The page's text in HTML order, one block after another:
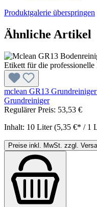
Produktgalerie überspringen
Ähnliche Artikel
mclean GR13
Grundreiniger
Regulärer Preis: 53,53 €
Inhalt: 10 Liter(5,35 €* / 1
Preise inkl. MwSt. zzgl.